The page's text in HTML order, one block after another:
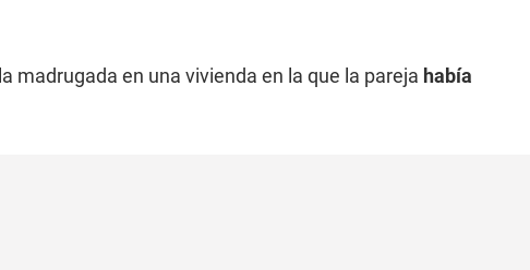
madrugada en una vivienda en la que la pareja había